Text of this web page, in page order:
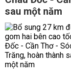
sau một năm